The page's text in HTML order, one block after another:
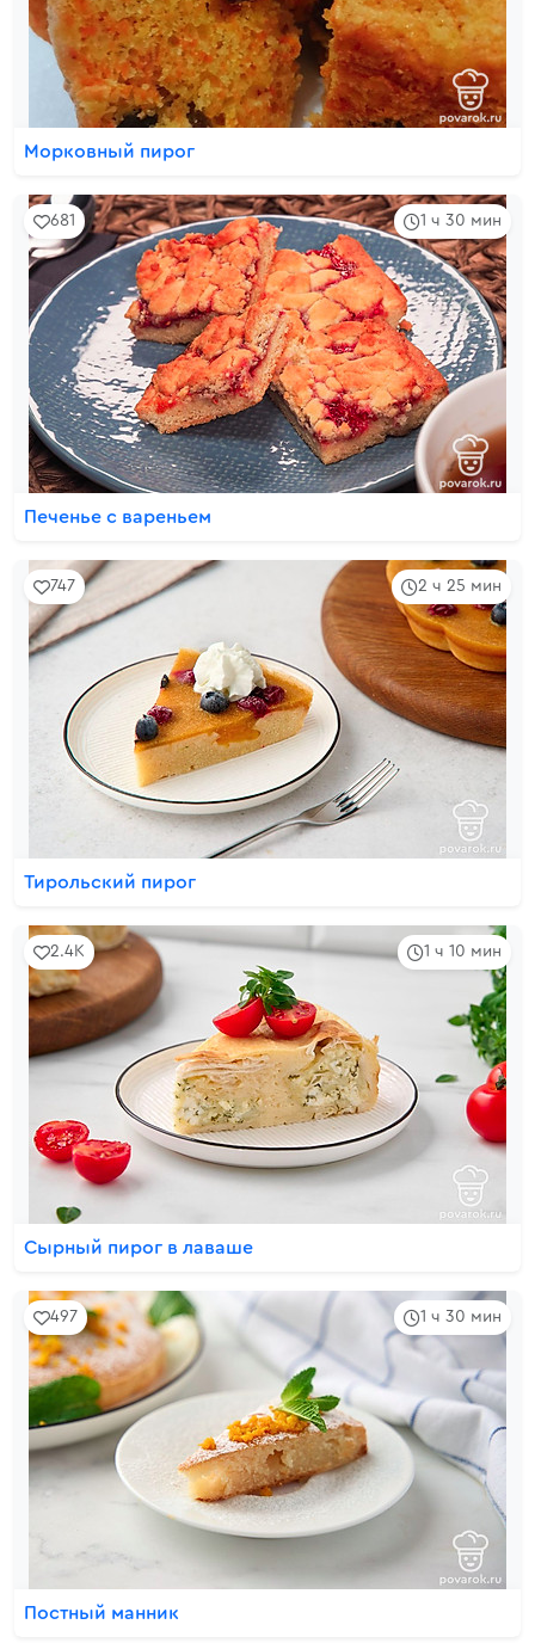
Морковный пирог
1 ч 30 мин
681
Печенье с вареньем
2 ч 25 мин
747
Тирольский пирог
1 ч 10 мин
2.4K
Сырный пирог в лаваше
1 ч 30 мин
497
Постный манник